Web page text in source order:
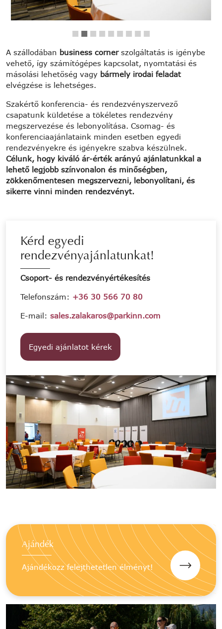
A szállodában business cornerszolgáltatás is igénybe
vehető, így számítógépes kapcsolat, nyomtatási és
másolási lehetőség vagy bármely irodai feladat
elvégzése is lehetséges.
Szakértő konferencia- és rendezvényszervező
csapatunk küldetése a tökéletes rendezvény
megszervezése és lebonyolítása. Csomag- és
konferenciaajánlataink minden esetben egyedi
rendezvényekre és igényekre szabva készülnek.
Célunk, hogy kiváló ár-érték arányú ajánlatunkkal a
lehető legjobb színvonalon és minőségben,
zökkenőmentesen megszervezni, lebonyolítani, és
sikerre vinni minden rendezvényt.
Kérd egyedi
rendezvényajánlatunkat!
Csoport- és rendezvényértékesítés
Telefonszám: +36 30 566 70 80
E-mail: sales.zalakaros@parkinn.com
Egyedi ajánlatot kérek
Ajándék
Ajándékozz felejthetetlen élményt!